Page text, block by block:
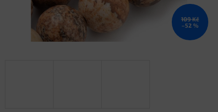
109 Kč
–52 %